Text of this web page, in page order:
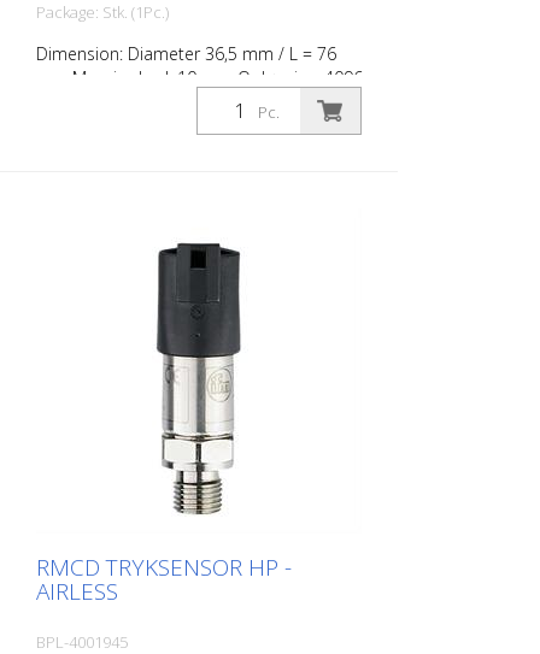
Package: Stk. (1Pc.)
Dimension: Diameter 36,5 mm / L = 76
mm Massiv aksel: 10 mm Opløsning: 4096
trin, r4096 omdrejninger, 24 bit; IP68; IP
Pc.
RMCD TRYKSENSOR HP -
AIRLESS
BPL-4001945